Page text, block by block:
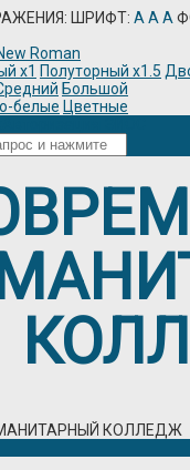
ШРИФТ: A A A
Roman
х1 Полуторный х1.5
Большой
белые Цветные
КОЛЛЕДЖ